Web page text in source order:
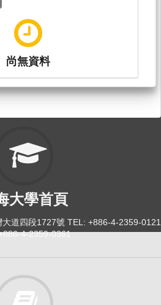
尚無資料
大學首頁
道四段1727號 TEL: +886-4-2359-0121
4-2359-0361